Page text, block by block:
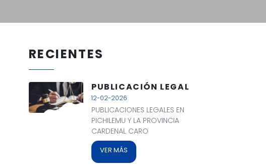
RECIENTES
PUBLICACIÓN LEGAL
12-02-2026
PUBLICACIONES LEGALES EN
PICHILEMU Y LA PROVINCIA
CARDENAL CARO
VER MÁS